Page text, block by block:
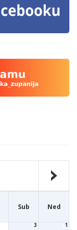
Sub Ned
3 1